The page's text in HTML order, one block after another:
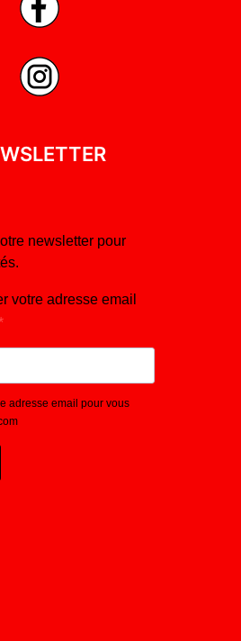
newsletter pour
votre adresse email
adresse email pour vous